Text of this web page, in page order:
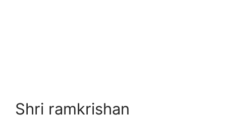
Shri ramkrishan